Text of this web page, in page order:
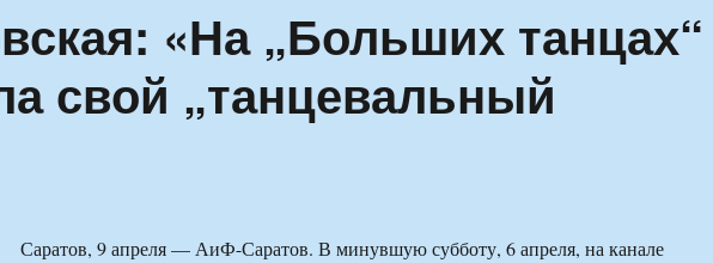
«На „Больших танцах“
свой „танцевальный
Саратов, 9 апреля — АиФ-Саратов. В минувшую субботу, 6 апреля, на канале